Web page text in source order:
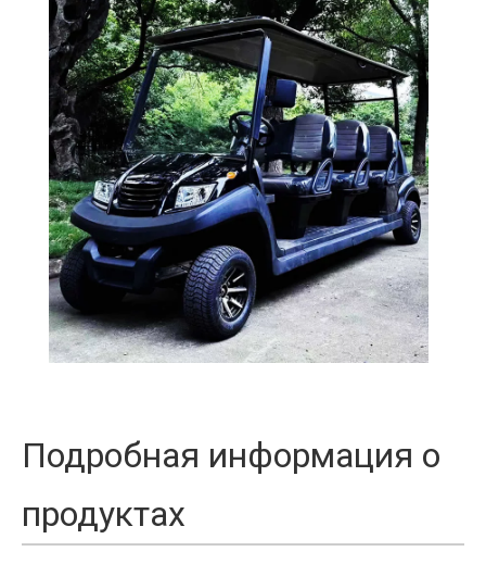
Подробная информация о
продуктах